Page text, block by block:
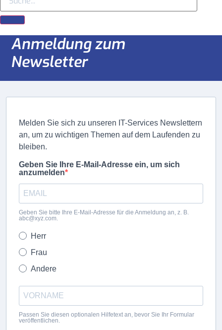
Anmeldung zum
Newsletter
Melden Sie sich zu unseren IT-Services Newslettern
an, um zu wichtigen Themen auf dem Laufenden zu
bleiben.
Geben Sie Ihre E-Mail-Adresse ein, um sich
anzumelden
Geben Sie bitte Ihre E-Mail-Adresse für die Anmeldung an, z. B.
abc@xyz.com.
Herr
Frau
Andere
Passen Sie diesen optionalen Hilfetext an, bevor Sie Ihr Formular
veröffentlichen.